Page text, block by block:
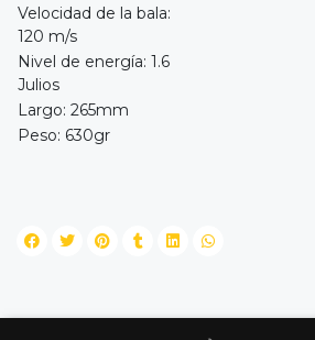
Velocidad de la bala:
120 m/s
Nivel de energía: 1.6
Julios
Largo: 265mm
Peso: 630gr